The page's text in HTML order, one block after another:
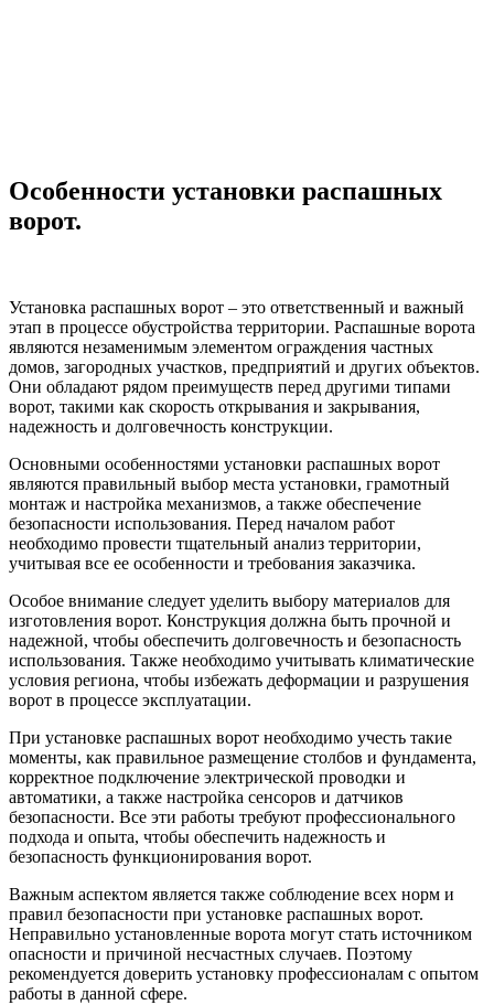
Особенности установки распашных
ворот.
Установка распашных ворот – это ответственный и важный
этап в процессе обустройства территории. Распашные ворота
являются незаменимым элементом ограждения частных
домов, загородных участков, предприятий и других объектов.
Они обладают рядом преимуществ перед другими типами
ворот, такими как скорость открывания и закрывания,
надежность и долговечность конструкции.
Основными особенностями установки распашных ворот
являются правильный выбор места установки, грамотный
монтаж и настройка механизмов, а также обеспечение
безопасности использования. Перед началом работ
необходимо провести тщательный анализ территории,
учитывая все ее особенности и требования заказчика.
Особое внимание следует уделить выбору материалов для
изготовления ворот. Конструкция должна быть прочной и
надежной, чтобы обеспечить долговечность и безопасность
использования. Также необходимо учитывать климатические
условия региона, чтобы избежать деформации и разрушения
ворот в процессе эксплуатации.
При установке распашных ворот необходимо учесть такие
моменты, как правильное размещение столбов и фундамента,
корректное подключение электрической проводки и
автоматики, а также настройка сенсоров и датчиков
безопасности. Все эти работы требуют профессионального
подхода и опыта, чтобы обеспечить надежность и
безопасность функционирования ворот.
Важным аспектом является также соблюдение всех норм и
правил безопасности при установке распашных ворот.
Неправильно установленные ворота могут стать источником
опасности и причиной несчастных случаев. Поэтому
рекомендуется доверить установку профессионалам с опытом
работы в данной сфере.